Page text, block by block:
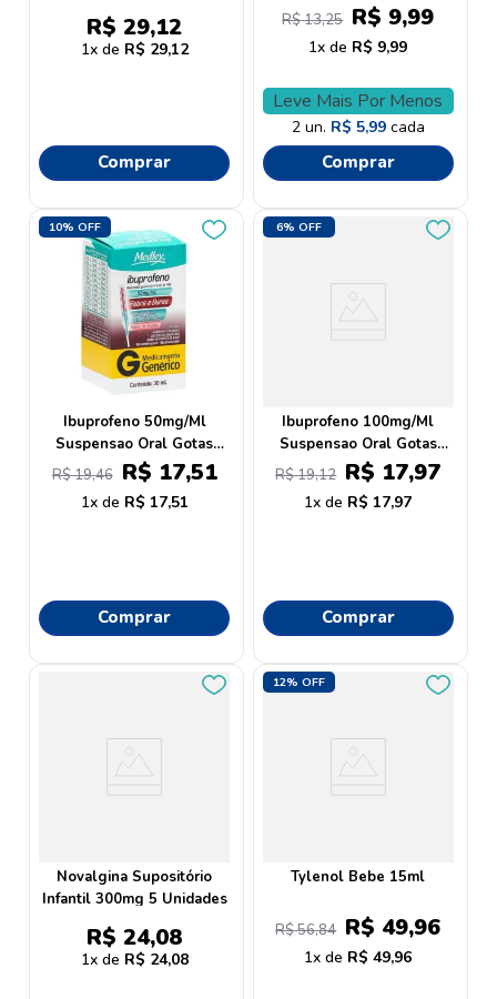
R$ 29,12
1 R$ 29,12
Comprar
Generico
R$13,25 R$ 9,99
1 R$ 9,99
Leve Mais Por Menos
2un. R$ 5,99cada
Comprar
10% OFF
Ibuprofeno 50mg/Ml
Suspensao Oral Gotas
30ml - Medley Generico
R$19,46 R$ 17,51
1 R$ 17,51
Comprar
6% OFF
Ibuprofeno 100mg/Ml
Suspensao Oral Gotas
20ml - Medley Genérico
R$19,12 R$ 17,97
1 R$ 17,97
Comprar
Novalgina Supositório
Infantil 300mg 5 Unidades
R$ 24,08
1 R$ 24,08
12% OFF
Tylenol Bebe 15ml
R$56,84 R$ 49,96
1 R$ 49,96